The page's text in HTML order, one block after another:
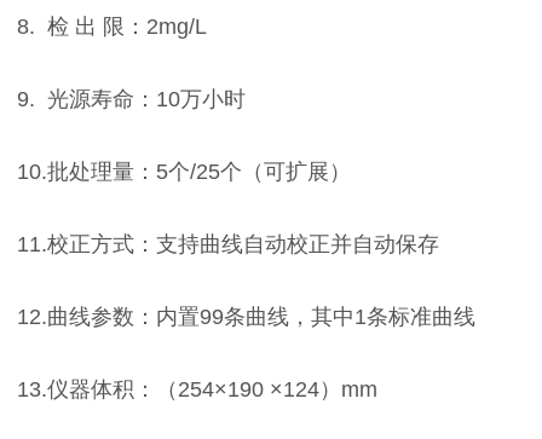
8. 检 出 限：2mg/L
9. 光源寿命：10万小时
10.批处理量：5个/25个（可扩展）
11.校正方式：支持曲线自动校正并自动保存
12.曲线参数：内置99条曲线，其中1条标准曲线
13.仪器体积：（254×190 ×124）mm